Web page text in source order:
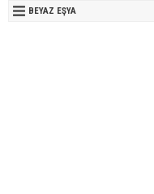
BEYAZ EŞYA